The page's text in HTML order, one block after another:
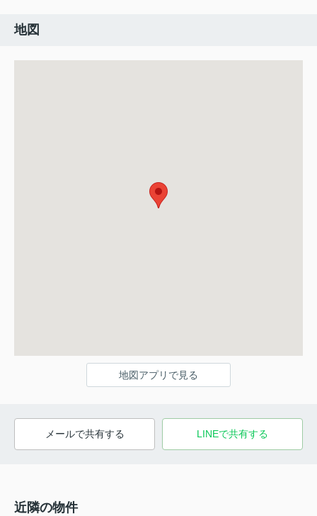
地図
地図アプリで見る
メールで共有する LINEで共有する
近隣の物件